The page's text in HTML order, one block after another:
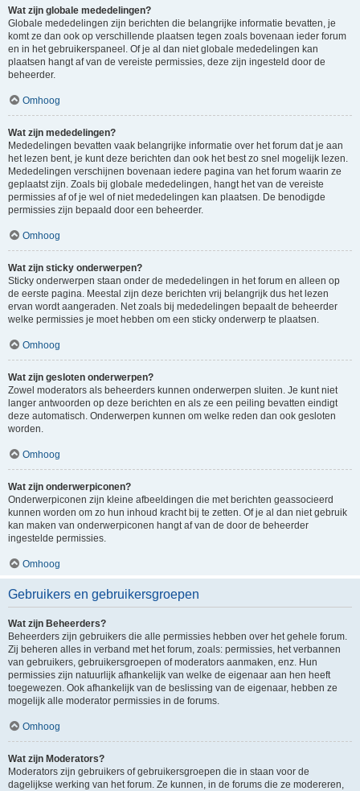
Wat zijn globale mededelingen?
Globale mededelingen zijn berichten die belangrijke informatie bevatten, je
komt ze dan ook op verschillende plaatsen tegen zoals bovenaan ieder forum
en in het gebruikerspaneel. Of je al dan niet globale mededelingen kan
plaatsen hangt af van de vereiste permissies, deze zijn ingesteld door de
beheerder.
Omhoog
Wat zijn mededelingen?
Mededelingen bevatten vaak belangrijke informatie over het forum dat je aan
het lezen bent, je kunt deze berichten dan ook het best zo snel mogelijk lezen.
Mededelingen verschijnen bovenaan iedere pagina van het forum waarin ze
geplaatst zijn. Zoals bij globale mededelingen, hangt het van de vereiste
permissies af of je wel of niet mededelingen kan plaatsen. De benodigde
permissies zijn bepaald door een beheerder.
Omhoog
Wat zijn sticky onderwerpen?
Sticky onderwerpen staan onder de mededelingen in het forum en alleen op
de eerste pagina. Meestal zijn deze berichten vrij belangrijk dus het lezen
ervan wordt aangeraden. Net zoals bij mededelingen bepaalt de beheerder
welke permissies je moet hebben om een sticky onderwerp te plaatsen.
Omhoog
Wat zijn gesloten onderwerpen?
Zowel moderators als beheerders kunnen onderwerpen sluiten. Je kunt niet
langer antwoorden op deze berichten en als ze een peiling bevatten eindigt
deze automatisch. Onderwerpen kunnen om welke reden dan ook gesloten
worden.
Omhoog
Wat zijn onderwerpiconen?
Onderwerpiconen zijn kleine afbeeldingen die met berichten geassocieerd
kunnen worden om zo hun inhoud kracht bij te zetten. Of je al dan niet gebruik
kan maken van onderwerpiconen hangt af van de door de beheerder
ingestelde permissies.
Omhoog
Gebruikers en gebruikersgroepen
Wat zijn Beheerders?
Beheerders zijn gebruikers die alle permissies hebben over het gehele forum.
Zij beheren alles in verband met het forum, zoals: permissies, het verbannen
van gebruikers, gebruikersgroepen of moderators aanmaken, enz. Hun
permissies zijn natuurlijk afhankelijk van welke de eigenaar aan hen heeft
toegewezen. Ook afhankelijk van de beslissing van de eigenaar, hebben ze
mogelijk alle moderator permissies in de forums.
Omhoog
Wat zijn Moderators?
Moderators zijn gebruikers of gebruikersgroepen die in staan voor de
dagelijkse werking van het forum. Ze kunnen, in de forums die ze modereren,